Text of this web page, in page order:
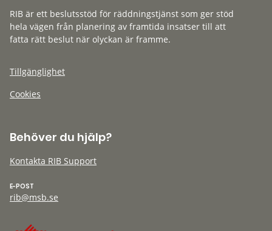
RIB är ett beslutsstöd för räddningstjänst som ger stöd
hela vägen från planering av framtida insatser till att
fatta rätt beslut när olyckan är framme.
Tillgänglighet
Cookies
Behöver du hjälp?
Kontakta RIB Support
E-POST
rib@msb.se